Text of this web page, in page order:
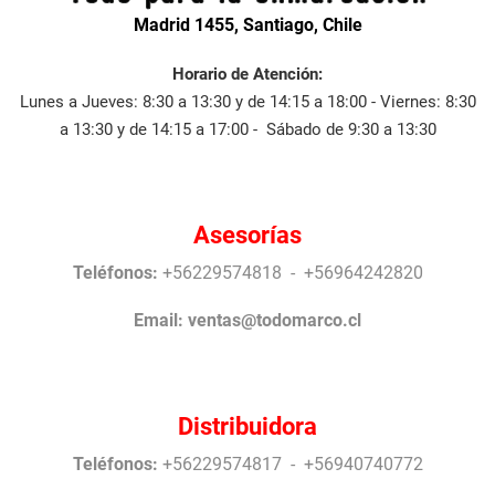
Madrid 1455, Santiago, Chile
Horario de Atención:
Lunes a Jueves: 8:30 a 13:30 y de 14:15 a 18:00 - Viernes: 8:30
a 13:30 y de 14:15 a 17:00 - Sábado de 9:30 a 13:30
Asesorías
Teléfonos: +56229574818 - +56964242820
Email: ventas@todomarco.cl
Distribuidora
Teléfonos: +56229574817 - +56940740772